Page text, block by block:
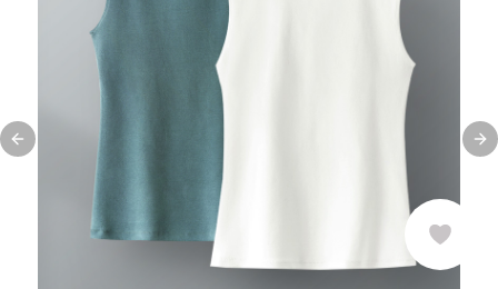
Previous slide